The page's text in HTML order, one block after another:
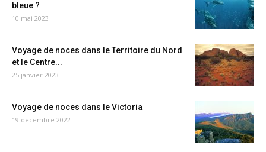
bleue ?
10 mai 2023
Voyage de noces dans le Territoire du Nord
et le Centre...
25 janvier 2023
Voyage de noces dans le Victoria
19 décembre 2022